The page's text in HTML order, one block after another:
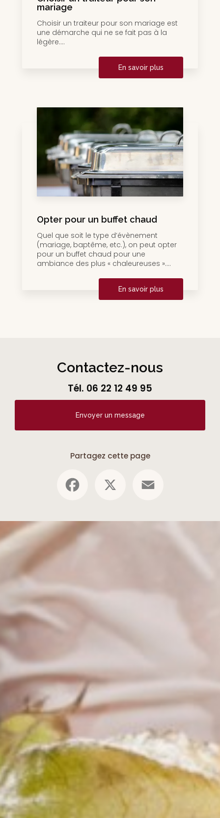
mariage
Choisir un traiteur pour son mariage est
une démarche qui ne se fait pas à la
légère....
En savoir plus
Opter pour un buffet chaud
Quel que soit le type d’évènement
(mariage, baptême, etc.), on peut opter
pour un buffet chaud pour une
ambiance des plus « chaleureuses »....
En savoir plus
Contactez-nous
Tél. 06 22 12 49 95
Envoyer un message
Partagez cette page